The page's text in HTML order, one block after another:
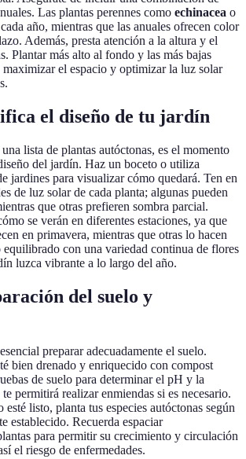
Las plantas perennes como echinacea o
año, mientras que las anuales ofrecen color
Además, presta atención a la altura y el
Plantar más alto al fondo y las más bajas
maximizar el espacio y optimizar la luz solar
el diseño de tu jardín
lista de plantas autóctonas, es el momento
del jardín. Haz un boceto o utiliza
jardines para visualizar cómo quedará. Ten en
de luz solar de cada planta; algunas pueden
que otras prefieren sombra parcial.
se verán en diferentes estaciones, ya que
en primavera, mientras que otras lo hacen
con una variedad continua de flores
luzca vibrante a lo largo del año.
del suelo y
preparar adecuadamente el suelo.
bien drenado y enriquecido con compost
de suelo para determinar el pH y la
permitirá realizar enmiendas si es necesario.
listo, planta tus especies autóctonas según
establecido. Recuerda espaciar
para permitir su crecimiento y circulación
el riesgo de enfermedades.